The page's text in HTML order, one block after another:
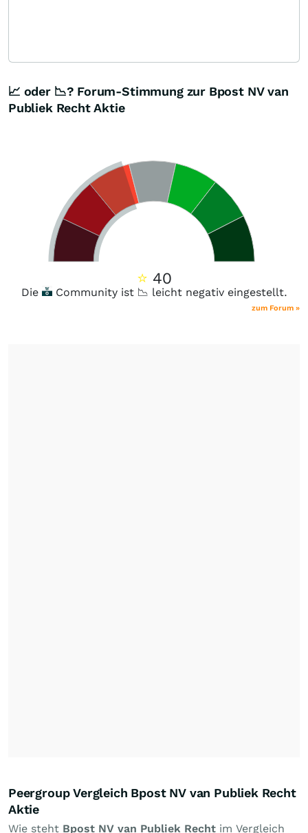
📈 oder 📉? Forum-Stimmung zur Bpost NV van
Publiek Recht Aktie
⭐ 40
Die Community ist 📉 leicht negativ eingestellt.
zum Forum »
Peergroup Vergleich Bpost NV van Publiek Recht
Aktie
Wie steht Bpost NV van Publiek Recht im Vergleich